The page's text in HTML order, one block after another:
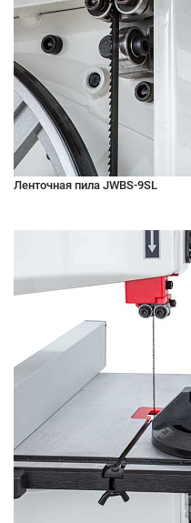
Ленточная пила JWBS-9SL